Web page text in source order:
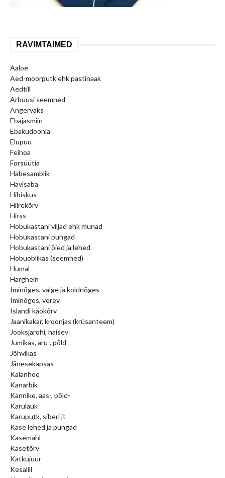
RAVIMTAIMED
Aaloe
Aed-moorputk ehk pastinaak
Aedtill
Arbuusi seemned
Angervaks
Ebajasmiin
Ebaküdoonia
Elupuu
Feihoa
Forsüütia
Habesamblik
Havisaba
Hibiskus
Hiirekõrv
Hirss
Hobukastani viljad ehk munad
Hobukastani pungad
Hobukastani õied ja lehed
Hobuoblikas (seemned)
Humal
Härghein
Iminõges, valge ja koldnõges
Iminõges, verev
Islandi käokõrv
Jaanikakar, kroonjas (krüsanteem)
Jooksjarohi, haisev
Jumikas, aru-, põld-
Jõhvikas
Jänesekapsas
Kalanhoe
Kanarbik
Kannike, aas-, põld-
Karulauk
Karuputk, siberi jt
Kase lehed ja pungad
Kasemahl
Kasetõrv
Katkujuur
Kesalill